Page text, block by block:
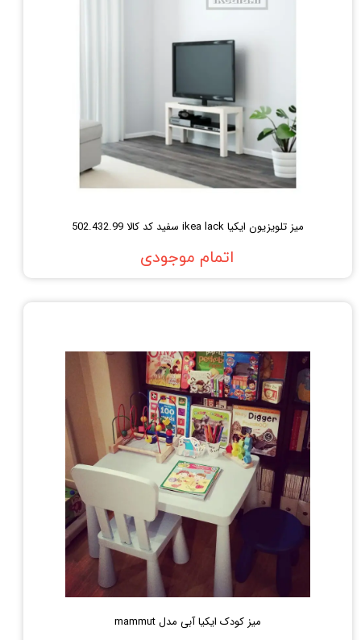
میز تلویزیون ایکیا ikea lack سفید کد کالا 502.432.99
اتمام موجودی
میز کودک ایکیا آبی مدل mammut